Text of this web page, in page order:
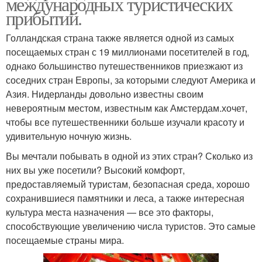
прибытий.
Голландская страна также является одной из самых
посещаемых стран с 19 миллионами посетителей в год,
однако большинство путешественников приезжают из
соседних стран Европы, за которыми следуют Америка и
Азия. Нидерланды довольно известны своим
невероятным местом, известным как Амстердам.хочет,
чтобы все путешественники больше изучали красоту и
удивительную ночную жизнь.
Вы мечтали побывать в одной из этих стран? Сколько из
них вы уже посетили? Высокий комфорт,
предоставляемый туристам, безопасная среда, хорошо
сохранившиеся памятники и леса, а также интересная
культура места назначения — все это факторы,
способствующие увеличению числа туристов. Это самые
посещаемые страны мира.